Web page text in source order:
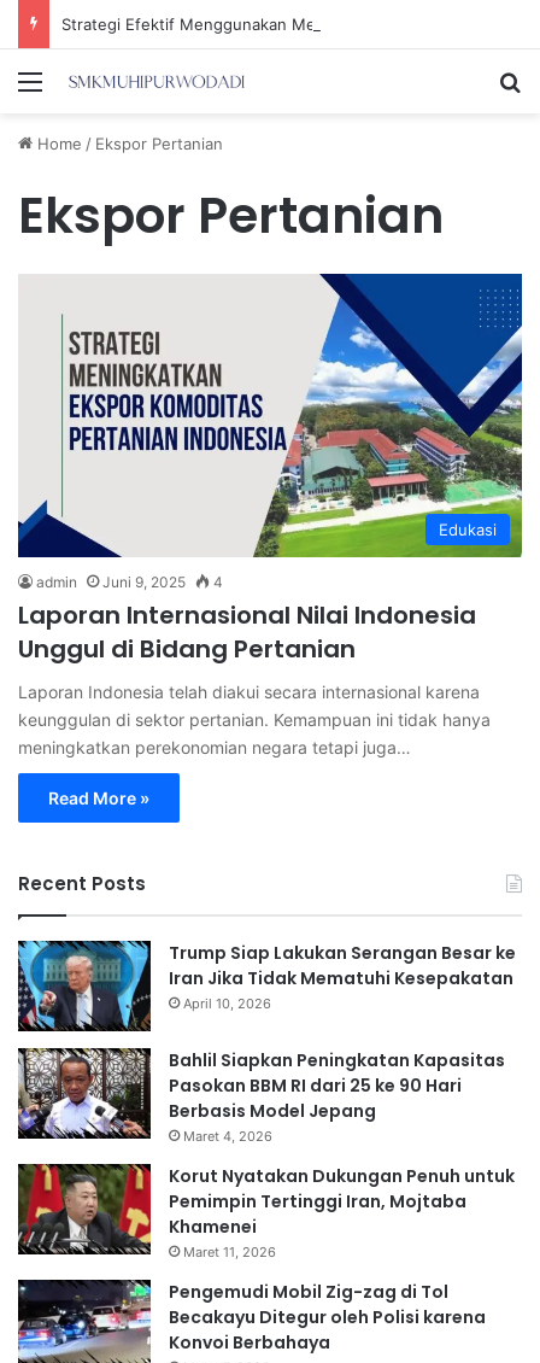
Menu
Home / Ekspor Pertanian
Ekspor Pertanian
Edukasi
admin Juni 9, 2025 4
Laporan Internasional Nilai Indonesia
Unggul di Bidang Pertanian
Laporan Indonesia telah diakui secara internasional karena
keunggulan di sektor pertanian. Kemampuan ini tidak hanya
meningkatkan perekonomian negara tetapi juga…
Read More »
Recent Posts
Trump Siap Lakukan Serangan Besar ke
Iran Jika Tidak Mematuhi Kesepakatan
April 10, 2026
Bahlil Siapkan Peningkatan Kapasitas
Pasokan BBM RI dari 25 ke 90 Hari
Berbasis Model Jepang
Maret 4, 2026
Korut Nyatakan Dukungan Penuh untuk
Pemimpin Tertinggi Iran, Mojtaba
Khamenei
Maret 11, 2026
Pengemudi Mobil Zig-zag di Tol
Becakayu Ditegur oleh Polisi karena
Konvoi Berbahaya